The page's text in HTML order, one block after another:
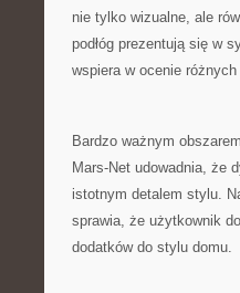
nie tylko wizualne, ale
podłóg prezentują się w
wspiera w ocenie
Bardzo ważnym
Mars-Net udowadnia, że
istotnym detalem stylu.
sprawia, że użytkownik
dodatków do stylu domu.